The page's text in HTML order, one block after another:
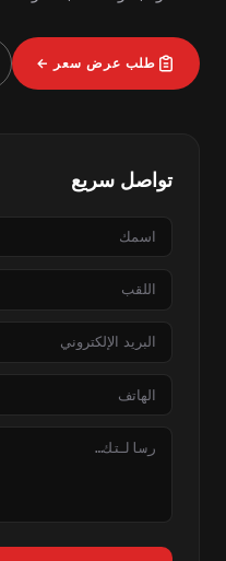
طلب عرض سعر ←
تواصل سريع
الاسم
اللقب
البريد
الإلكتروني
الهاتف
الرسالة